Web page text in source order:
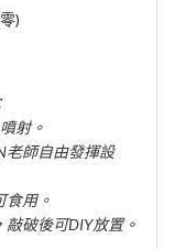
)
射。
老師自由發揮設
食用。
破後可DIY放置。